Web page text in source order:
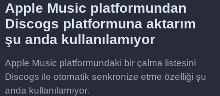
Apple Music platformundan
Discogs platformuna aktarım
şu anda kullanılamıyor
Apple Music platformundaki bir çalma listesini
Discogs ile otomatik senkronize etme özelliği şu
anda kullanılamıyor.